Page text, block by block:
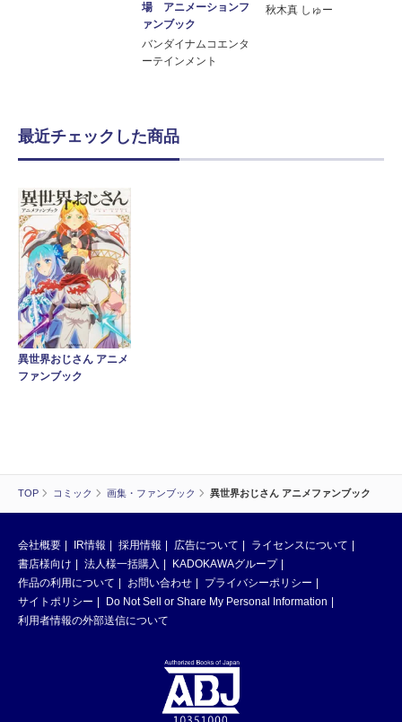
TOP コミック 画集・ファンブック 異世界おじさん アニメファンブック
場 アニメーションフ
ァンブック
バンダイナムコエンタ
ーテインメント
秋木真 しゅー
最近チェックした商品
異世界おじさん アニメ
ファンブック
会社概要 IR情報 採用情報 広告について
ライセンスについて
書店様向け
法人様一括購入
KADOKAWAグループ
作品の利用について
お問い合わせ
プライバシーポリシー
サイトポリシー
Do Not Sell or Share My Personal Information
利用者情報の外部送信について